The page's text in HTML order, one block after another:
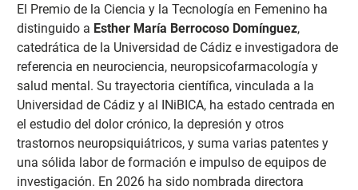
El Premio de la Ciencia y la Tecnología en Femenino ha
distinguido a Esther María Berrocoso Domínguez,
catedrática de la Universidad de Cádiz e investigadora de
referencia en neurociencia, neuropsicofarmacología y
salud mental. Su trayectoria científica, vinculada a la
Universidad de Cádiz y al INiBICA, ha estado centrada en
el estudio del dolor crónico, la depresión y otros
trastornos neuropsiquiátricos, y suma varias patentes y
una sólida labor de formación e impulso de equipos de
investigación. En 2026 ha sido nombrada directora